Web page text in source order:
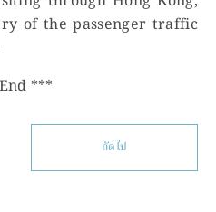
of the passenger traffic
***
ถัดไป